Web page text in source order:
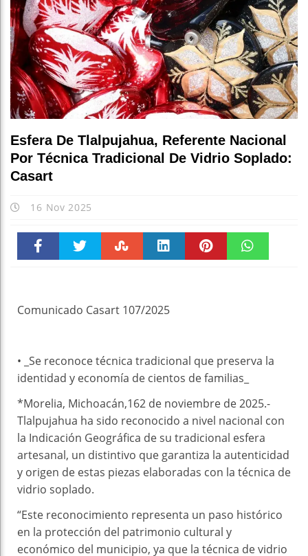
Esfera De Tlalpujahua, Referente Nacional
Por Técnica Tradicional De Vidrio Soplado:
Casart
16 Nov 2025
Comunicado Casart 107/2025
• _Se reconoce técnica tradicional que preserva la
identidad y economía de cientos de familias_
*Morelia, Michoacán,162 de noviembre de 2025.-
Tlalpujahua ha sido reconocido a nivel nacional con
la Indicación Geográfica de su tradicional esfera
artesanal, un distintivo que garantiza la autenticidad
y origen de estas piezas elaboradas con la técnica de
vidrio soplado.
“Este reconocimiento representa un paso histórico
en la protección del patrimonio cultural y
económico del municipio, ya que la técnica de vidrio